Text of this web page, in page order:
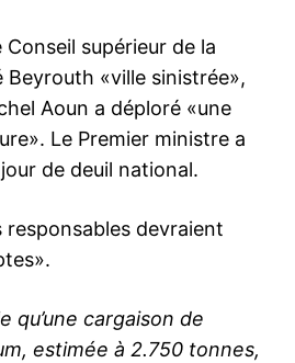
supérieur de la
Beyrouth «ville sinistrée»,
Aoun a déploré «une
Le Premier ministre a
de deuil national.
responsables devraient
qu’une cargaison de
estimée à 2.750 tonnes,